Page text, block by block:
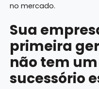
no mercado.
Sua
primeira
não tem
sucessório